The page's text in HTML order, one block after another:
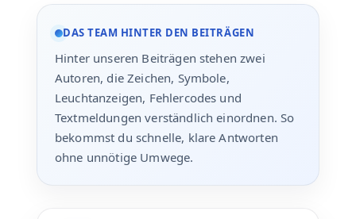
DAS TEAM HINTER DEN BEITRÄGEN
Hinter unseren Beiträgen stehen zwei
Autoren, die Zeichen, Symbole,
Leuchtanzeigen, Fehlercodes und
Textmeldungen verständlich einordnen. So
bekommst du schnelle, klare Antworten
ohne unnötige Umwege.